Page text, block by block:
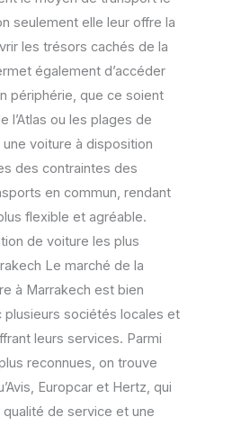
seulement elle leur offre la
les trésors cachés de la
également d’accéder
périphérie, que ce soient
l’Atlas ou les plages de
une voiture à disposition
des contraintes des
en commun, rendant
flexible et agréable.
de voiture les plus
Le marché de la
à Marrakech est bien
sociétés locales et
leurs services. Parmi
reconnues, on trouve
Europcar et Hertz, qui
de service et une